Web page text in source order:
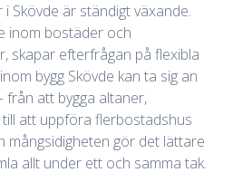
Skövde är ständigt växande.
inom bostäder och
skapar efterfrågan på flexibla
bygg Skövde kan ta sig an
från att bygga altaner,
att uppföra flerbostadshus
mångsidigheten gör det lättare
allt under ett och samma tak.